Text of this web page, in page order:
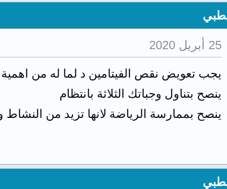
25 أبريل 2020
يجب تعويض نقص الفيتامين د لما له من
ينصح بتناول وجباتك الثلاثة بانتظام
ينصح بممارسة الرياضة لانها تزيد من النشاط